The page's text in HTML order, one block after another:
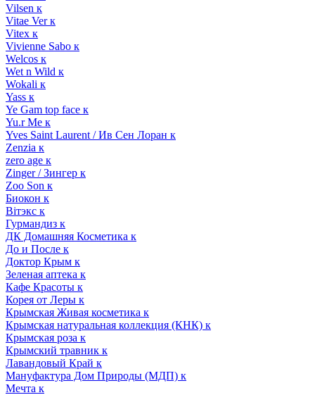
Vilsen к
Vitae Ver к
Vitex к
Vivienne Sabo к
Welcos к
Wet n Wild к
Wokali к
Yass к
Ye Gam top face к
Yu.r Me к
Yves Saint Laurent / Ив Сен Лоран к
Zenzia к
zero age к
Zinger / Зингер к
Zoo Son к
Биокон к
Вiтэкс к
Гурмандиз к
ДК Домашняя Косметика к
До и После к
Доктор Крым к
Зеленая аптека к
Кафе Красоты к
Корея от Леры к
Крымская Живая косметика к
Крымская натуральная коллекция (КНК) к
Крымская роза к
Крымский травник к
Лавандовый Край к
Мануфактура Дом Природы (МДП) к
Мечта к